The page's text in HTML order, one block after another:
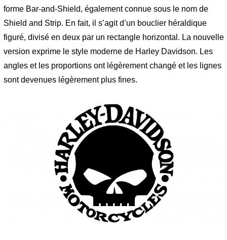
forme Bar-and-Shield, également connue sous le nom de
Shield and Strip. En fait, il s’agit d’un bouclier héraldique
figuré, divisé en deux par un rectangle horizontal. La nouvelle
version exprime le style moderne de Harley Davidson. Les
angles et les proportions ont légèrement changé et les lignes
sont devenues légèrement plus fines.